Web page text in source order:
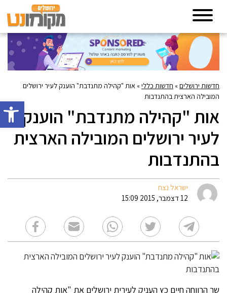
פתח
חדשות ירושלים» חדשות כללי» אות "קהילה מתנדבת" הוענק לעיר ירושלים
המובילה הארצית בהתנדבות
אות "קהילה מתנדבת" הוענק
לעיר ירושלים המובילה הארצית
בהתנדבות
ישראל נצח
12 דצמבר, 2015 15:09
שר הרווחה חיים כץ העניק לעירית ירושלים את "אות קהילה